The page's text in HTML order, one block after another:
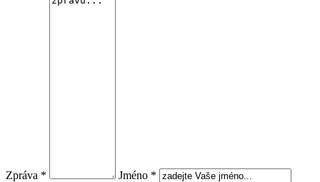
Zpráva * Jméno *